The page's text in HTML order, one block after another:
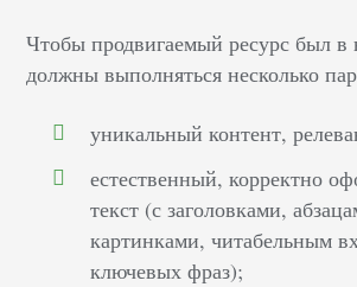
Чтобы продвигаемый ресурс был в
должны выполняться несколько
уникальный контент,
естественный, корректно
текст (с заголовками,
картинками, читабельным
ключевых фраз);